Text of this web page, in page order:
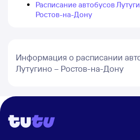
Расписание автобусов
Ростов-на-Дону
Информация о расписании
Лутугино – Ростов-на-Дону